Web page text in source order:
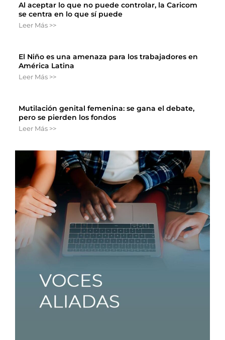
Al aceptar lo que no puede controlar, la Caricom
se centra en lo que sí puede
Leer Más >>
El Niño es una amenaza para los trabajadores en
América Latina
Leer Más >>
Mutilación genital femenina: se gana el debate,
pero se pierden los fondos
Leer Más >>